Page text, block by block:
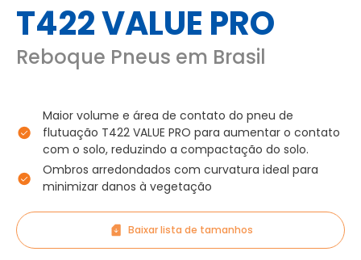
T422 VALUE PRO
Reboque Pneus em Brasil
Maior volume e área de contato do pneu de
flutuação T422 VALUE PRO para aumentar o contato
com o solo, reduzindo a compactação do solo.
Ombros arredondados com curvatura ideal para
minimizar danos à vegetação
Baixar lista de tamanhos